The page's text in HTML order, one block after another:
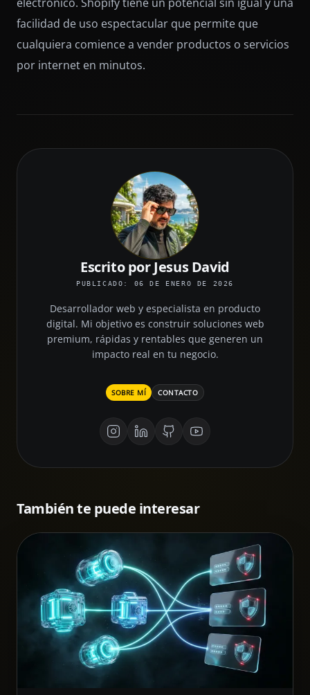
facilidad de uso espectacular que permite que
cualquiera comience a vender productos o servicios
por internet en minutos.
Escrito por Jesus David
PUBLICADO: 06 DE ENERO DE 2026
Desarrollador web y especialista en producto
digital. Mi objetivo es construir soluciones web
premium, rápidas y rentables que generen un
impacto real en tu negocio.
SOBRE MÍ CONTACTO
También te puede interesar